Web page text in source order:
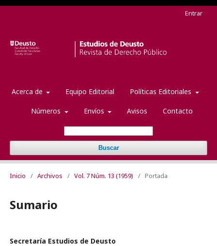
Acerca de Equipo Editorial Políticas Editoriales
Números Envíos Avisos Contacto
Buscar
Entrar
Inicio / Archivos / Vol. 7 Núm. 13 (1959) / Portada
Sumario
Secretaría Estudios de Deusto